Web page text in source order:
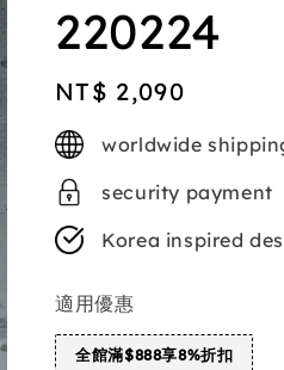
220224
Regular
price
NT$ 2,090
worldwide
security payment
Korea inspired
適用優惠
全館滿$888享8%折扣